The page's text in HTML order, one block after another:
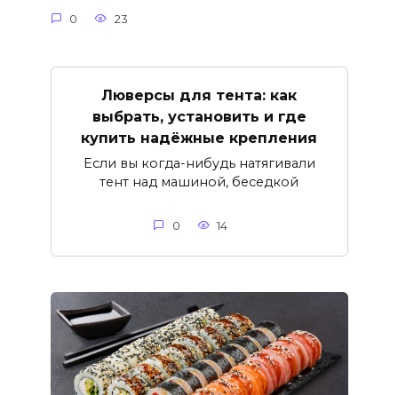
0 23
Люверсы для тента: как
выбрать, установить и где
купить надёжные крепления
Если вы когда-нибудь натягивали
тент над машиной, беседкой
0 14